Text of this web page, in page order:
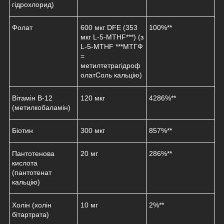
гідрохлорид)
Фолат
600 мкг DFE (353
мкг L-5-MTHF***) (з
L-5-MTHF ***МТГФ
=
метилтетрагідроф
олатСоль кальцію)
100%**
Вітамін B-12
(метилкобаламін)
120 мкг 4286%**
Біотин 300 мкг 857%**
Пантотенова
кислота
(пантотенат
кальцію)
20 мг 286%**
Холін (холін
бітартрата)
10 мг 2%**